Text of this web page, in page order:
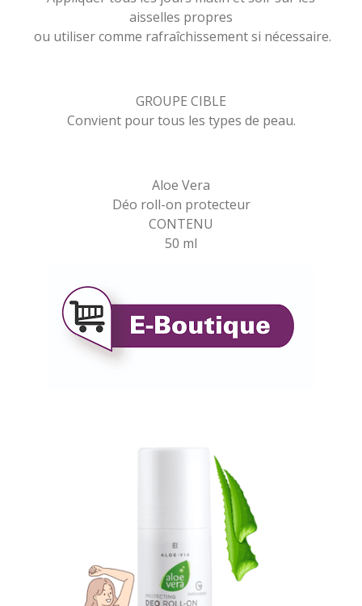
aisselles propres
ou utiliser comme rafraîchissement si nécessaire.
GROUPE CIBLE
Convient pour tous les types de peau.
Aloe Vera
Déo roll-on protecteur
CONTENU
50 ml